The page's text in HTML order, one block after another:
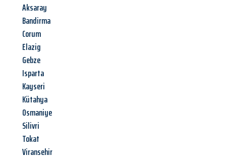
Aksaray
Bandirma
Corum
Elazig
Gebze
Isparta
Kayseri
Kütahya
Osmaniye
Silivri
Tokat
Viransehir